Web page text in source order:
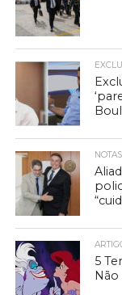
NOTAS
5
Não